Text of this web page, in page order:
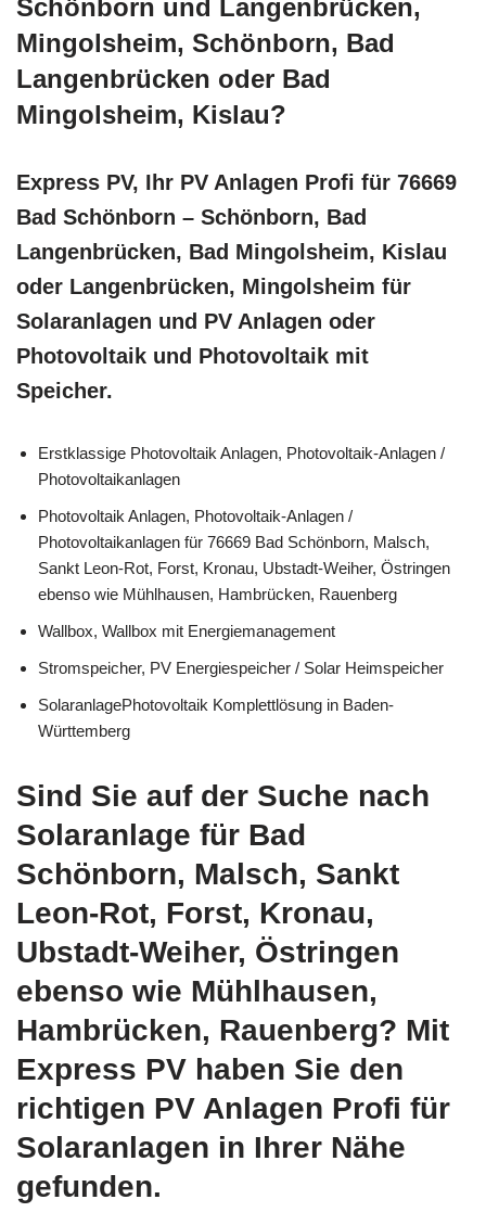
Schönborn und Langenbrücken,
Mingolsheim, Schönborn, Bad
Langenbrücken oder Bad
Mingolsheim, Kislau?
Express PV, Ihr PV Anlagen Profi für 76669
Bad Schönborn – Schönborn, Bad
Langenbrücken, Bad Mingolsheim, Kislau
oder Langenbrücken, Mingolsheim für
Solaranlagen und PV Anlagen oder
Photovoltaik und Photovoltaik mit
Speicher.
Erstklassige Photovoltaik Anlagen, Photovoltaik-Anlagen /
Photovoltaikanlagen
Photovoltaik Anlagen, Photovoltaik-Anlagen /
Photovoltaikanlagen für 76669 Bad Schönborn, Malsch,
Sankt Leon-Rot, Forst, Kronau, Ubstadt-Weiher, Östringen
ebenso wie Mühlhausen, Hambrücken, Rauenberg
Wallbox, Wallbox mit Energiemanagement
Stromspeicher, PV Energiespeicher / Solar Heimspeicher
SolaranlagePhotovoltaik Komplettlösung in Baden-
Württemberg
Sind Sie auf der Suche nach
Solaranlage für Bad
Schönborn, Malsch, Sankt
Leon-Rot, Forst, Kronau,
Ubstadt-Weiher, Östringen
ebenso wie Mühlhausen,
Hambrücken, Rauenberg? Mit
Express PV haben Sie den
richtigen PV Anlagen Profi für
Solaranlagen in Ihrer Nähe
gefunden.